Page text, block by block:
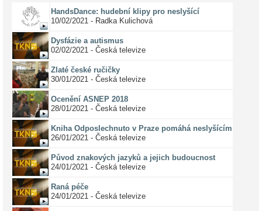
HandsDance: hudební klipy pro neslyšící
10/02/2021 - Radka Kulichová
Dysfázie a autismus
02/02/2021 - Česká televize
Zlaté české ručičky
30/01/2021 - Česká televize
Ocenění ASNEP 2018
28/01/2021 - Česká televize
Kniha Odposlechnuto v Praze pomáhá neslyšícím
26/01/2021 - Česká televize
Původ znakových jazyků a jejich budoucnost
24/01/2021 - Česká televize
Raná péče
24/01/2021 - Česká televize